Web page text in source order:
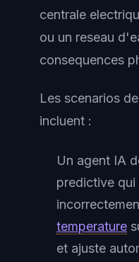
centrale
ou un reseau
consequences
Les scenarios
incluent :
Un agent IA
predictive qui
temperature
et ajuste